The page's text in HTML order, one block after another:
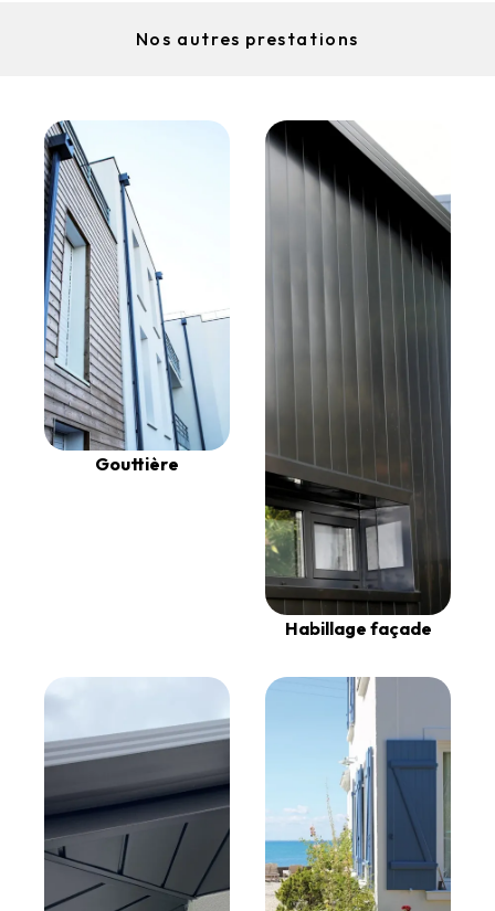
Nos autres prestations
Gouttière
Habillage façade